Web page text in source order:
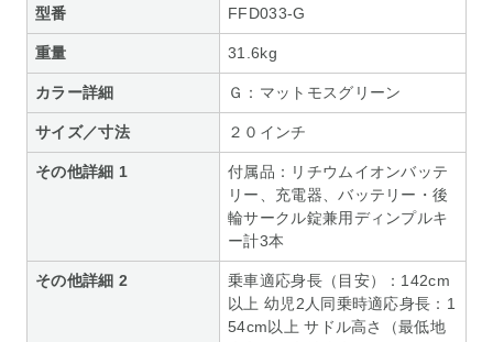
型番 FFD033-G
重量 31.6kg
カラー詳細 Ｇ：マットモスグリーン
サイズ／寸法 ２０インチ
その他詳細 1
付属品：リチウムイオンバッテ
リー、充電器、バッテリー・後
輪サークル錠兼用ディンプルキ
ー計3本
その他詳細 2
乗車適応身長（目安）：142cm
以上 幼児2人同乗時適応身長：1
54cm以上 サドル高さ（最低地